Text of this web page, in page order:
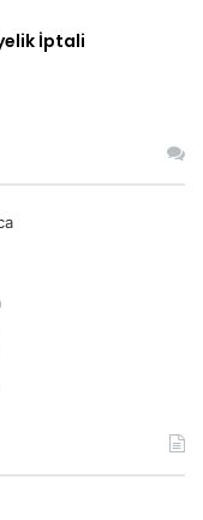
İptali